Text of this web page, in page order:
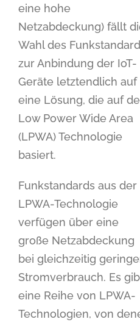
eine hohe
Netzabdeckung) fällt
Wahl des
zur Anbindung der IoT-
Geräte letztendlich auf
eine Lösung, die auf
Low Power Wide Area
(LPWA) Technologie
basiert.
Funkstandards aus der
LPWA-Technologie
verfügen über eine
große Netzabdeckung
bei gleichzeitig
Stromverbrauch. Es
eine Reihe von LPWA-
Technologien, von